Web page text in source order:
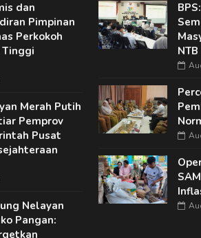
dan
Pimpinan
Perkokoh
Merah Putih
Pemprov
Pusat
Nelayan
Pangan:
NTB